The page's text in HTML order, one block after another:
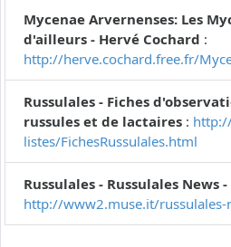
Mycenae Arvernenses: Les
d'ailleurs - Hervé Cochard :
http://herve.cochard.free.fr/
Russulales - Fiches
russules et de lactaires :
listes/FichesRussulales.html
Russulales - Russulales News
http://www2.muse.it/russulales-